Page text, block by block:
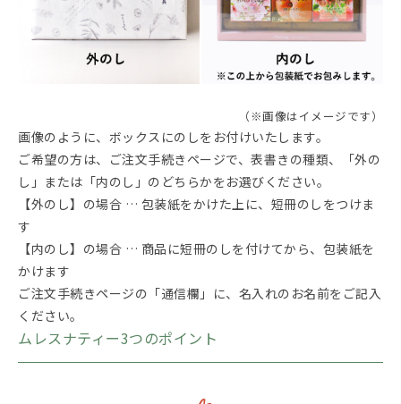
（※画像はイメージです）
画像のように、ボックスにのしをお付けいたします。
ご希望の方は、ご注文手続きページで、表書きの種類、「外の
し」または「内のし」のどちらかをお選びください。
【外のし】の場合 … 包装紙をかけた上に、短冊のしをつけま
す
【内のし】の場合 … 商品に短冊のしを付けてから、包装紙を
かけます
ご注文手続きページの「通信欄」に、名入れのお名前をご記入
ください。
ムレスナティー3つのポイント